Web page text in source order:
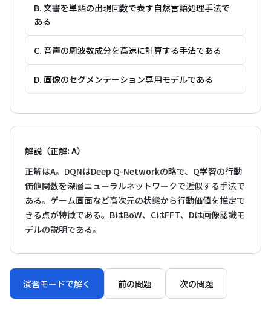
B. 文書を単語の出現回数で表す自然言語処理手法で
ある
C. 音声の周波数成分を高速に計算する手法である
D. 画像のセグメンテーション専用モデルである
解説（正解: A）
正解はA。DQNはDeep Q-Networkの略で、Q学習の行動
価値関数を深層ニューラルネットワークで近似する手法で
ある。ゲーム画面など高次元の状態から行動価値を推定で
きる点が特徴である。BはBoW、CはFFT、Dは画像認識モ
デルの説明である。
演習モードで解く 前の問題 次の問題